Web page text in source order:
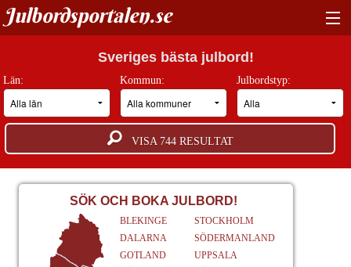
Julbordsportalen.se
HITTA RÄTT JULBORD
BOKNINGSFÖRFRÅGAN
GUIDER
JULBORDSMILJÖER
ANNONSERA
Sveriges bästa julbord!
Län: Kommun: Julbordstyp:
VISA 744RESULTAT
SÖK OCH BOKA JULBORD!
BLEKINGE
DALARNA
GOTLAND
STOCKHOLM
SÖDERMANLAND
UPPSALA